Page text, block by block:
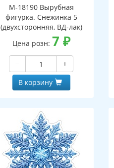
М-18190 Вырубная
фигурка. Снежинка 5
(двухсторонняя, ВД-лак)
Цена розн: 7 ₽
−
+
В корзину